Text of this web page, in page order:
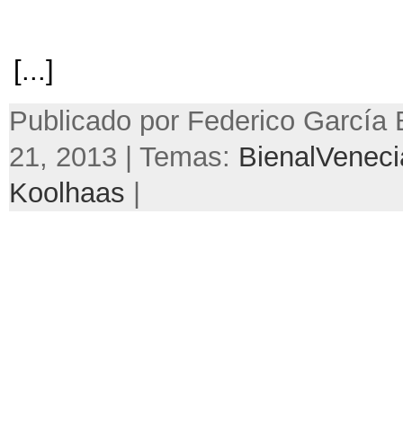
[...]
Publicado por Federico García
21, 2013 | Temas:
Koolhaas